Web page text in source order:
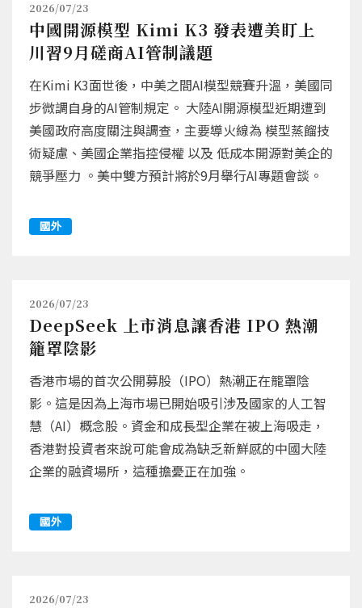
2026/07/23
中國開源模型 Kimi K3 發表遭美盯上
川習9月磋商AI管制議題
在Kimi K3面世後，中美之間AI模型競賽升溫，美國同
步微調自身的AI管制規定。 大陸AI開源模型近期遭到
美國政府高度關注與調查，主要導火線為 模型蒸餾技
術疑慮、美國企業指控侵權 以及 低成本開源對美企的
競爭壓力 。美中雙方預計將於9月舉行AI專題會談。
國外
2026/07/23
DeepSeek 上市消息讓香港 IPO 熱潮
籠罩陰影
香港市場的首次公開募股（IPO）熱潮正在籠罩陰
影。這是因為上海市場已開始吸引涉及國家的人工智
慧（AI）概念股。資金和成長型企業在被上海吸走，
香港對投資者來說可能會成為缺乏新鮮感的中國大陸
企業的融資場所，這種擔憂正在加強。
國外
2026/07/23